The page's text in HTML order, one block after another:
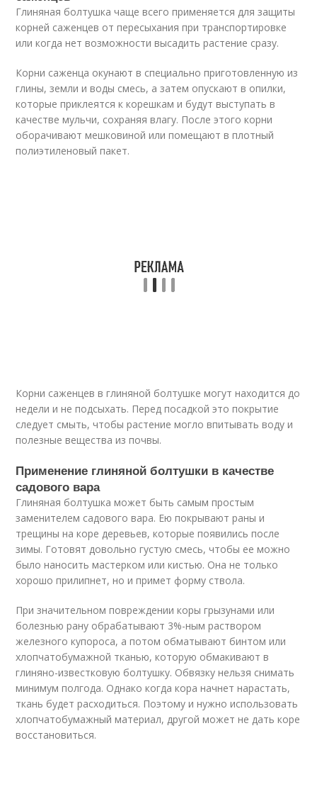
Глиняная болтушка чаще всего применяется для защиты
корней саженцев от пересыхания при транспортировке
или когда нет возможности высадить растение сразу.
Корни саженца окунают в специально приготовленную из
глины, земли и воды смесь, а затем опускают в опилки,
которые приклеятся к корешкам и будут выступать в
качестве мульчи, сохраняя влагу. После этого корни
оборачивают мешковиной или помещают в плотный
полиэтиленовый пакет.
Корни саженцев в глиняной болтушке могут находится до
недели и не подсыхать. Перед посадкой это покрытие
следует смыть, чтобы растение могло впитывать воду и
полезные вещества из почвы.
Применение глиняной болтушки в качестве
садового вара
Глиняная болтушка может быть самым простым
заменителем садового вара. Ею покрывают раны и
трещины на коре деревьев, которые появились после
зимы. Готовят довольно густую смесь, чтобы ее можно
было наносить мастерком или кистью. Она не только
хорошо прилипнет, но и примет форму ствола.
При значительном повреждении коры грызунами или
болезнью рану обрабатывают 3%-ным раствором
железного купороса, а потом обматывают бинтом или
хлопчатобумажной тканью, которую обмакивают в
глиняно-известковую болтушку. Обвязку нельзя снимать
минимум полгода. Однако когда кора начнет нарастать,
ткань будет расходиться. Поэтому и нужно использовать
хлопчатобумажный материал, другой может не дать коре
восстановиться.